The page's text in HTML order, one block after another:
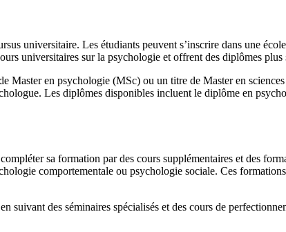
universitaire. Les étudiants peuvent s’inscrire dans une
universitaires sur la psychologie et offrent des diplômes
Master en psychologie (MSc) ou un titre de Master en
Les diplômes disponibles incluent le diplôme en
sa formation par des cours supplémentaires et des
comportementale ou psychologie sociale. Ces
suivant des séminaires spécialisés et des cours de